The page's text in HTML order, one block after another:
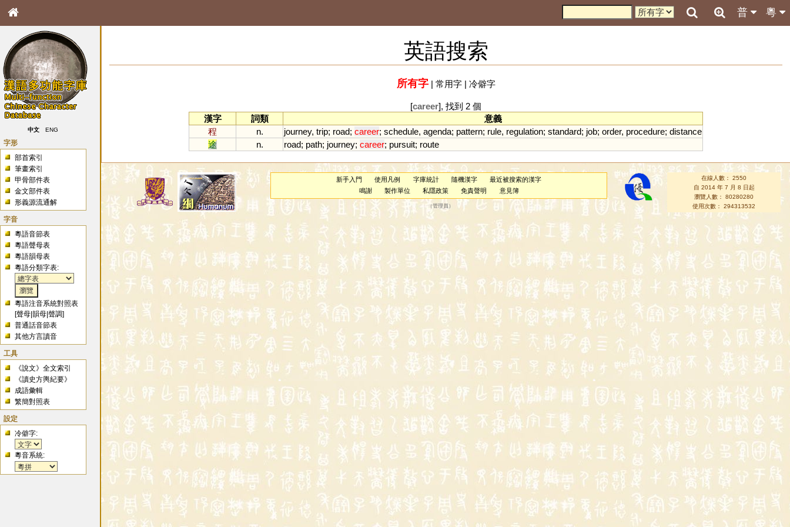
粵
普
中文 ENG
字形
部首索引
筆畫索引
甲骨部件表
金文部件表
形義源流通解
字音
粵語音節表
粵語聲母表
粵語韻母表
粵語分類字表:
粵語注音系統對照表
[聲母 |韻母 |聲調]
普通話音節表
其他方言讀音
工具
《說文》全文索引
《讀史方輿紀要》
成語彙輯
繁簡對照表
設定
冷僻字:
粵音系統:
英語搜索
所有字| 常用字| 冷僻字
[career], 找到 2 個
漢字
詞類
意義
程
n. journey, trip; road; career; schedule, agenda; pattern; rule, regulation; standard; job; order, procedure; distance
途
n. road; path; journey; career; pursuit; route
新手入門 使用凡例 字庫統計 隨機漢字
最近被搜索的漢字
鳴謝
製作單位 私隱政策 免責聲明 意見簿
（管理員 ）
在線人數： 2550
自 2014 年 7 月 8 日起
瀏覽人數： 80280280
使用次數： 294313532